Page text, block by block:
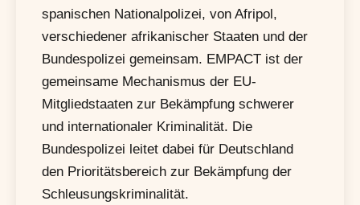
spanischen Nationalpolizei, von Afripol,
verschiedener afrikanischer Staaten und der
Bundespolizei gemeinsam. EMPACT ist der
gemeinsame Mechanismus der EU-
Mitgliedstaaten zur Bekämpfung schwerer
und internationaler Kriminalität. Die
Bundespolizei leitet dabei für Deutschland
den Prioritätsbereich zur Bekämpfung der
Schleusungskriminalität.